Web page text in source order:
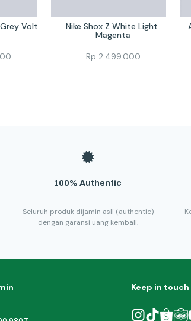
Volt
Nike Shox Z White Light
Magenta
Rp 2.499.000
100% Authentic
Seluruh produk dijamin asli (authentic)
dengan garansi uang kembali.
Keep in